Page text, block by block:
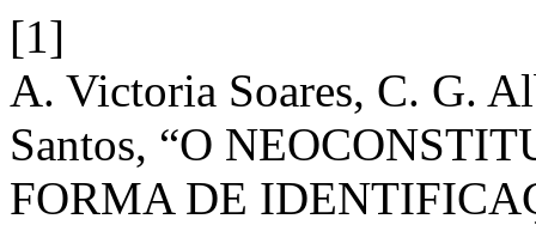
[1]
A. Victoria Soares, C. G.
Santos, “O
FORMA DE